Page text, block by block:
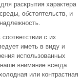
раскрытия характера
обстоятельств, и
с их
иметь в виду и
использованных
внимание всегда
или контрастная